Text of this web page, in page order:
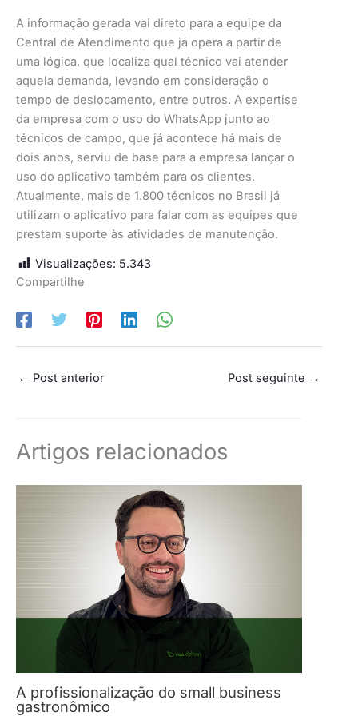
A informação gerada vai direto para a equipe da
Central de Atendimento que já opera a partir de
uma lógica, que localiza qual técnico vai atender
aquela demanda, levando em consideração o
tempo de deslocamento, entre outros. A expertise
da empresa com o uso do WhatsApp junto ao
técnicos de campo, que já acontece há mais de
dois anos, serviu de base para a empresa lançar o
uso do aplicativo também para os clientes.
Atualmente, mais de 1.800 técnicos no Brasil já
utilizam o aplicativo para falar com as equipes que
prestam suporte às atividades de manutenção.
Visualizações: 5.343
Compartilhe
← Post anterior Post seguinte →
Artigos relacionados
A profissionalização do small business
gastronômico